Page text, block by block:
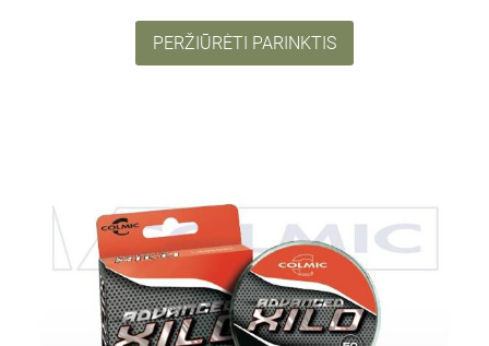
PERŽIŪRĖTI PARINKTIS